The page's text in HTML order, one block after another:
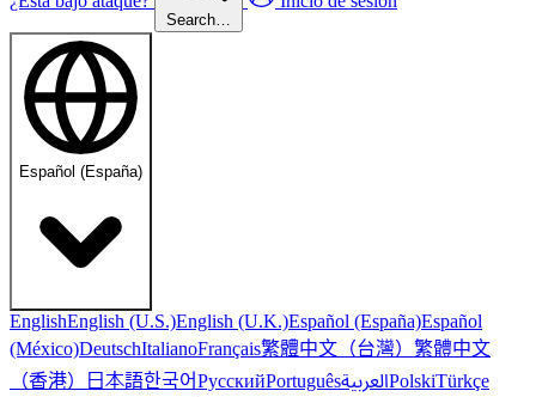
Search…
Español (España)
EnglishEnglish (U.S.)English (U.K.)Español (España)Español
(México)DeutschItalianoFrançais繁體中文（台灣） 繁體中文
（香港） 日本語한국어РусскийPortuguêsالعربيةPolskiTürkçe